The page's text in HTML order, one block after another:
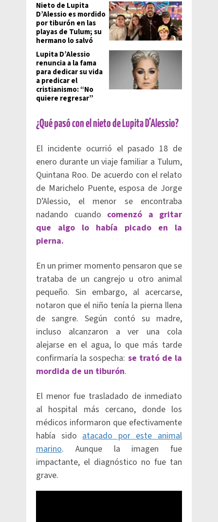
Nieto de Lupita
D’Alessio es mordido
por tiburón en las
playas de Tulum; su
hermano lo salvó
Lupita D’Alessio
renuncia a la fama
para dedicar su vida
a predicar el
cristianismo: “No
quiere regresar”
¿Qué pasó con el nieto de Lupita D’Alessio?
El incidente ocurrió el pasado 18 de
enero durante un viaje familiar a Tulum,
Quintana Roo. De acuerdo con el relato
de Marichelo Puente, esposa de Jorge
D’Alessio, el menor se encontraba
nadando cuando comenzó a gritar
que algo lo había picado en la
pierna.
En un primer momento pensaron que se
trataba de un cangrejo u otro animal
pequeño. Sin embargo, al acercarse,
notaron que el niño tenía la pierna llena
de sangre. Según contó su madre,
incluso alcanzaron a ver una cola
alejarse en el agua, lo que más tarde
confirmaría la sospecha: se trató de la
mordida de un tiburón.
El menor fue trasladado de inmediato
al hospital más cercano, donde los
médicos informaron que efectivamente
había sidoatacado por este animal
marino. Aunque la imagen fue
impactante, el diagnóstico no fue tan
grave.